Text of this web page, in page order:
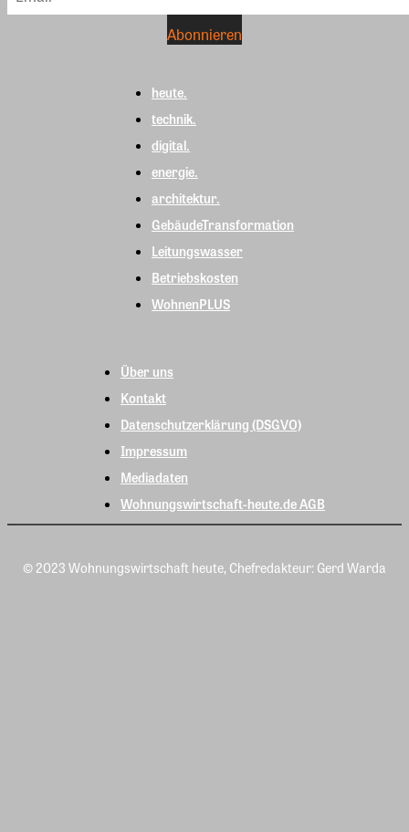
heute.
technik.
digital.
energie.
architektur.
GebäudeTransformation
Leitungswasser
Betriebskosten
WohnenPLUS
Über uns
Kontakt
Datenschutzerklärung (DSGVO)
Impressum
Mediadaten
Wohnungswirtschaft-heute.de AGB
© 2023 Wohnungswirtschaft heute, Chefredakteur: Gerd Warda